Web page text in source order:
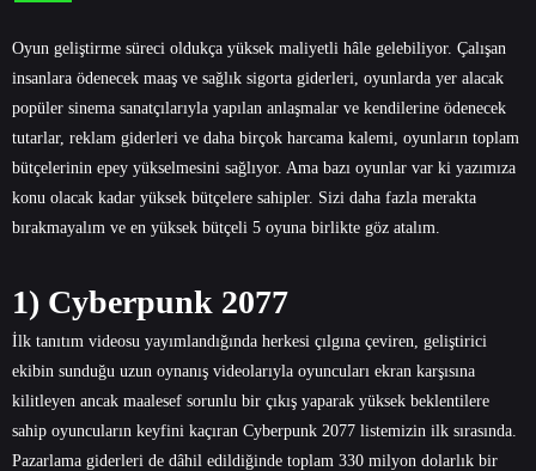
Oyun geliştirme süreci oldukça yüksek maliyetli hâle gelebiliyor. Çalışan
insanlara ödenecek maaş ve sağlık sigorta giderleri, oyunlarda yer alacak
popüler sinema sanatçılarıyla yapılan anlaşmalar ve kendilerine ödenecek
tutarlar, reklam giderleri ve daha birçok harcama kalemi, oyunların toplam
bütçelerinin epey yükselmesini sağlıyor. Ama bazı oyunlar var ki yazımıza
konu olacak kadar yüksek bütçelere sahipler. Sizi daha fazla merakta
bırakmayalım ve en yüksek bütçeli 5 oyuna birlikte göz atalım.
1) Cyberpunk 2077
İlk tanıtım videosu yayımlandığında herkesi çılgına çeviren, geliştirici
ekibin sunduğu uzun oynanış videolarıyla oyuncuları ekran karşısına
kilitleyen ancak maalesef sorunlu bir çıkış yaparak yüksek beklentilere
sahip oyuncuların keyfini kaçıran Cyberpunk 2077 listemizin ilk sırasında.
Pazarlama giderleri de dâhil edildiğinde toplam 330 milyon dolarlık bir